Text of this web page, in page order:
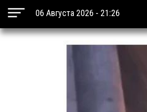
06 Августа 2026 - 21:26